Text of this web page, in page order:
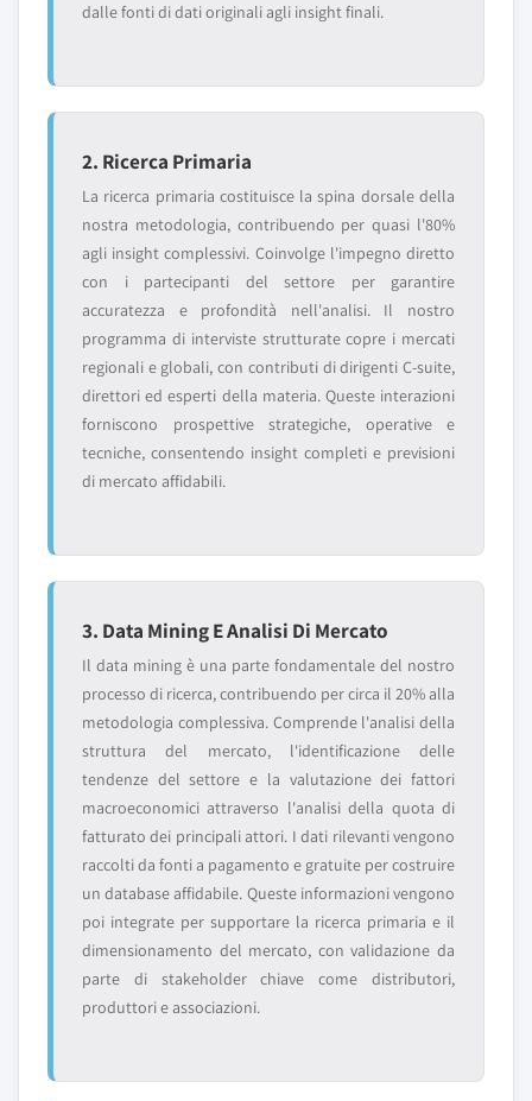
dalle fonti di dati originali agli insight finali.
2. Ricerca Primaria
La ricerca primaria costituisce la spina dorsale della
nostra metodologia, contribuendo per quasi l'80%
agli insight complessivi. Coinvolge l'impegno diretto
con i partecipanti del settore per garantire
accuratezza e profondità nell'analisi. Il nostro
programma di interviste strutturate copre i mercati
regionali e globali, con contributi di dirigenti C-suite,
direttori ed esperti della materia. Queste interazioni
forniscono prospettive strategiche, operative e
tecniche, consentendo insight completi e previsioni
di mercato affidabili.
3. Data Mining E Analisi Di Mercato
Il data mining è una parte fondamentale del nostro
processo di ricerca, contribuendo per circa il 20% alla
metodologia complessiva. Comprende l'analisi della
struttura del mercato, l'identificazione delle
tendenze del settore e la valutazione dei fattori
macroeconomici attraverso l'analisi della quota di
fatturato dei principali attori. I dati rilevanti vengono
raccolti da fonti a pagamento e gratuite per costruire
un database affidabile. Queste informazioni vengono
poi integrate per supportare la ricerca primaria e il
dimensionamento del mercato, con validazione da
parte di stakeholder chiave come distributori,
produttori e associazioni.